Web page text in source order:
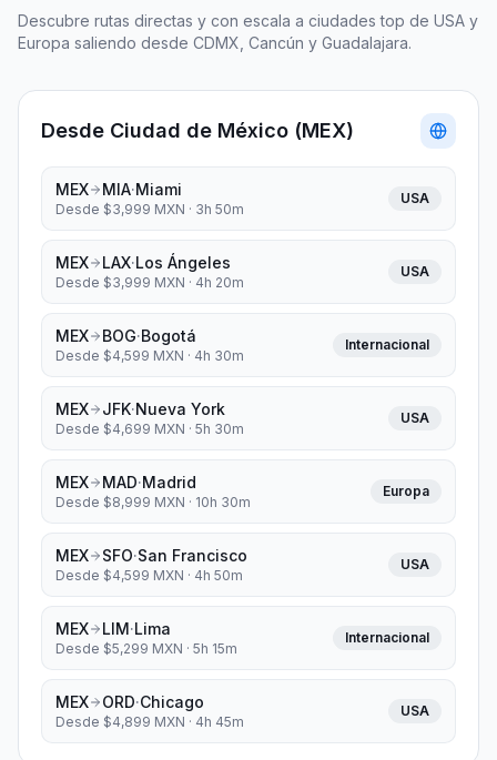
Descubre rutas directas y con escala a ciudades top de USA y
Europa saliendo desde CDMX, Cancún y Guadalajara.
Desde Ciudad de México (MEX)
MEX MIA·Miami
Desde $3,999 MXN · 3h 50m
USA
MEX LAX·Los Ángeles
Desde $3,999 MXN · 4h 20m
USA
MEX BOG·Bogotá
Desde $4,599 MXN · 4h 30m
Internacional
MEX JFK·Nueva York
Desde $4,699 MXN · 5h 30m
USA
MEX MAD·Madrid
Desde $8,999 MXN · 10h 30m
Europa
MEX SFO·San Francisco
Desde $4,599 MXN · 4h 50m
USA
MEX LIM·Lima
Desde $5,299 MXN · 5h 15m
Internacional
MEX ORD·Chicago
Desde $4,899 MXN · 4h 45m
USA